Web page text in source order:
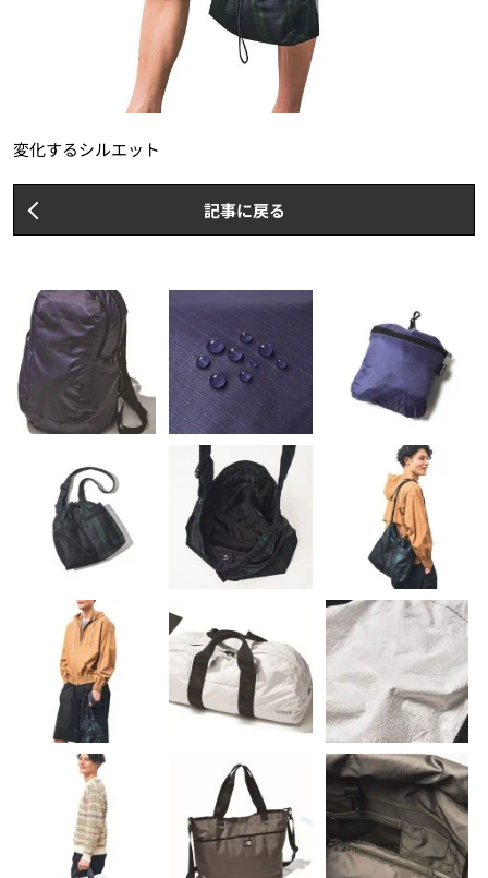
変化するシルエット
記事に戻る